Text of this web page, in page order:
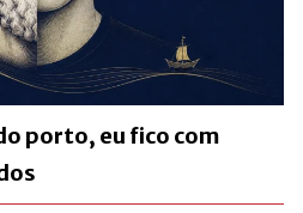
porto, eu fico com